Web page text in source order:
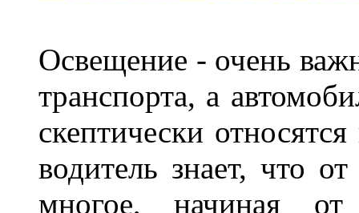
Освещение - очень
транспорта, а
скептически
водитель знает, что
многое, начиная